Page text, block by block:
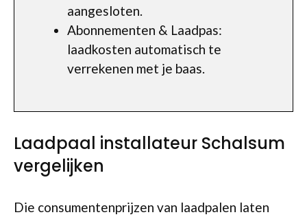
aangesloten.
Abonnementen & Laadpas:
laadkosten automatisch te
verrekenen met je baas.
Laadpaal installateur Schalsum
vergelijken
Die consumentenprijzen van laadpalen laten